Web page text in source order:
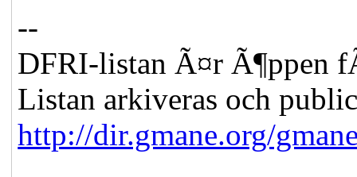
--
DFRI-listan Ã¤r Ã¶ppen
Listan arkiveras och
http://dir.gmane.org/